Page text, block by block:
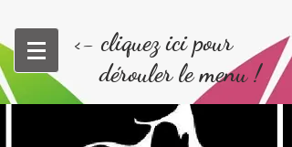
<- cliquez ici pour
dérouler le menu !